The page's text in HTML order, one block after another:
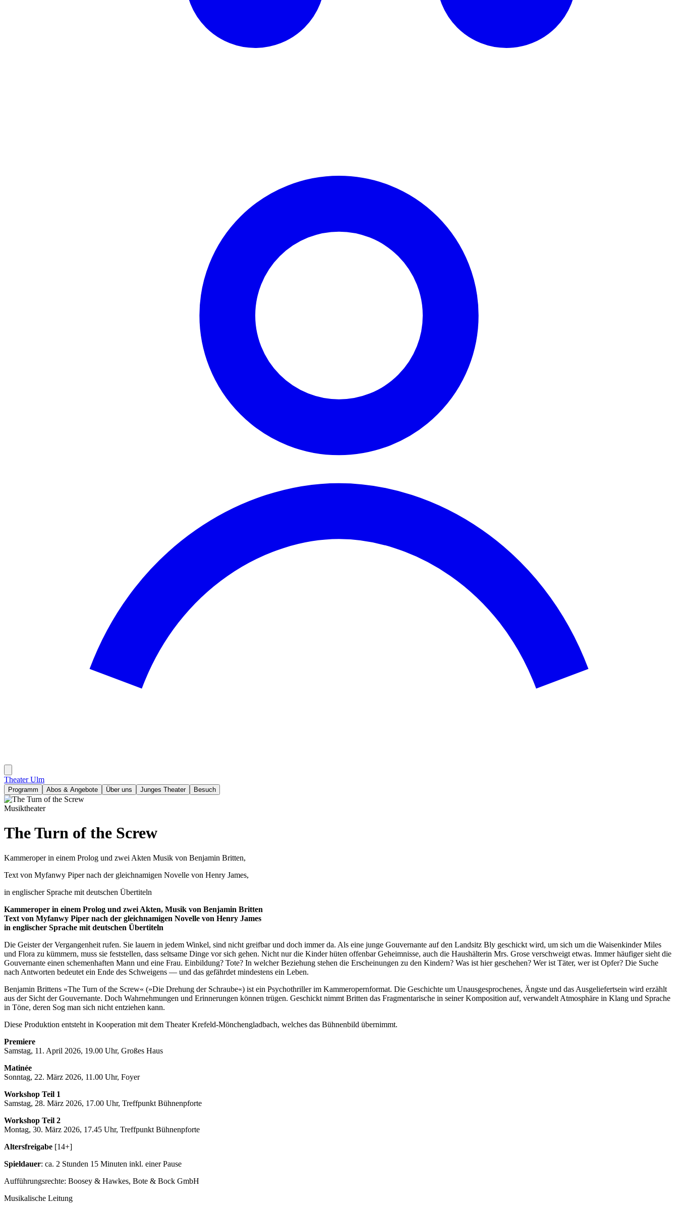
Theater Ulm
Programm Abos & Angebote Über uns Junges Theater Besuch
Musiktheater
The Turn of the Screw
Kammeroper in einem Prolog und zwei Akten Musik von Benjamin Britten,
Text von Myfanwy Piper nach der gleichnamigen Novelle von Henry James,
in englischer Sprache mit deutschen Übertiteln
Kammeroper in einem Prolog und zwei Akten, Musik von Benjamin Britten
Text von Myfanwy Piper nach der gleichnamigen Novelle von Henry James
in englischer Sprache mit deutschen Übertiteln
Die Geister der Vergangenheit rufen. Sie lauern in jedem Winkel, sind nicht greifbar und doch immer da. Als eine junge Gouvernante auf den Landsitz Bly geschickt wird, um sich um die Waisenkinder Miles
und Flora zu kümmern, muss sie feststellen, dass seltsame Dinge vor sich gehen. Nicht nur die Kinder hüten offenbar Geheimnisse, auch die Haushälterin Mrs. Grose verschweigt etwas. Immer häufiger sieht die
Gouvernante einen schemenhaften Mann und eine Frau. Einbildung? Tote? In welcher Beziehung stehen die Erscheinungen zu den Kindern? Was ist hier geschehen? Wer ist Täter, wer ist Opfer? Die Suche
nach Antworten bedeutet ein Ende des Schweigens — und das gefährdet mindestens ein Leben.
Benjamin Brittens »The Turn of the Screw« (»Die Drehung der Schraube«) ist ein Psychothriller im Kammeropernformat. Die Geschichte um Unausgesprochenes, Ängste und das Ausgeliefertsein wird erzählt
aus der Sicht der Gouvernante. Doch Wahrnehmungen und Erinnerungen können trügen. Geschickt nimmt Britten das Fragmentarische in seiner Komposition auf, verwandelt Atmosphäre in Klang und Sprache
in Töne, deren Sog man sich nicht entziehen kann.
Diese Produktion entsteht in Kooperation mit dem Theater Krefeld-Mönchengladbach, welches das Bühnenbild übernimmt.
Premiere
Samstag, 11. April 2026, 19.00 Uhr, Großes Haus
Matinée
Sonntag, 22. März 2026, 11.00 Uhr, Foyer
Workshop Teil 1
Samstag, 28. März 2026, 17.00 Uhr, Treffpunkt Bühnenpforte
Workshop Teil 2
Montag, 30. März 2026, 17.45 Uhr, Treffpunkt Bühnenpforte
Altersfreigabe [14+]
Spieldauer: ca. 2 Stunden 15 Minuten inkl. einer Pause
Aufführungsrechte: Boosey & Hawkes, Bote & Bock GmbH
Musikalische Leitung